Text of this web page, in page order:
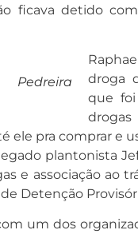
ficava detido
droga
que
ele pra comprar e
plantonista
e associação ao
Detenção
um dos